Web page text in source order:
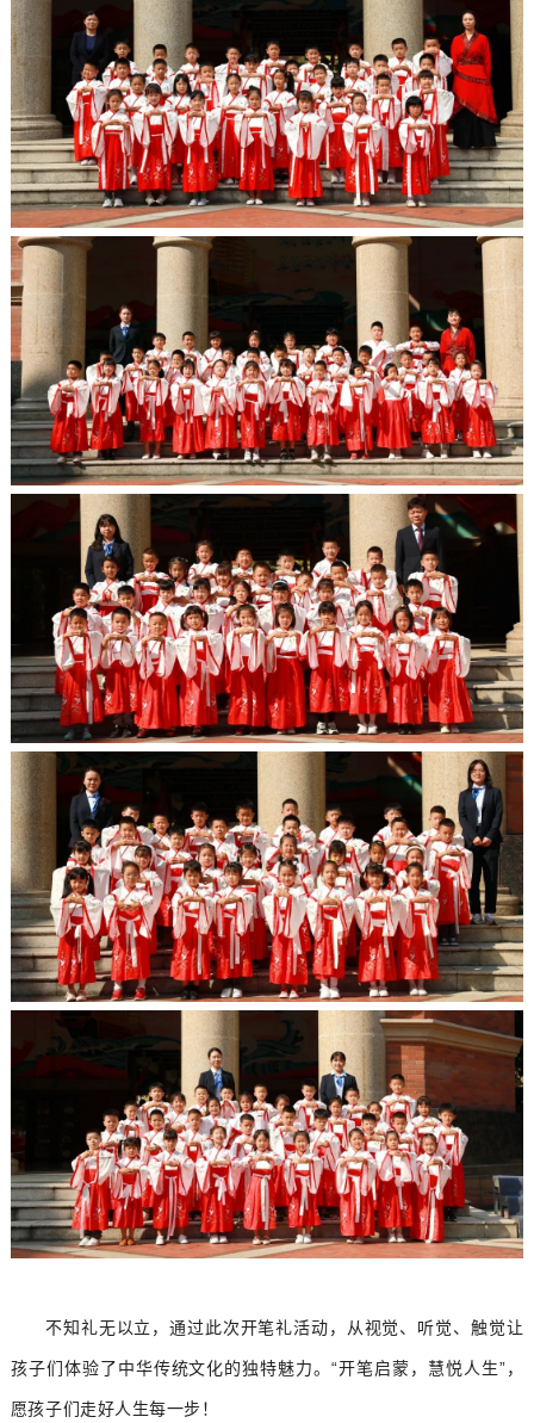
不知礼无以立，通过此次开笔礼活动，从视觉、听觉、触觉让
孩子们体验了中华传统文化的独特魅力。“开笔启蒙，慧悦人生”，
愿孩子们走好人生每一步！